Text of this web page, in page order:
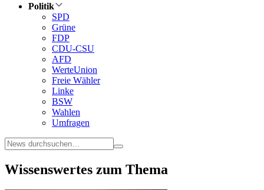
Politik
SPD
Grüne
FDP
CDU-CSU
AFD
WerteUnion
Freie Wähler
Linke
BSW
Wahlen
Umfragen
Wissenswertes zum Thema